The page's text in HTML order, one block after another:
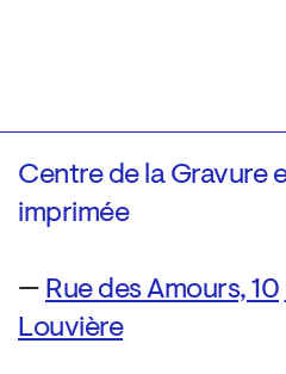
Centre de la Gravure
imprimée
— Rue des Amours, 10
Louvière